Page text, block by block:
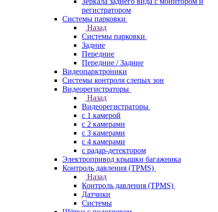
регистратором
Системы парковки
Назад
Системы парковки
Задние
Передние
Передние / Задние
Видеопарктроники
Системы контроля слепых зон
Видеорегистраторы
Назад
Видеорегистраторы
с 1 камерой
с 2 камерами
с 3 камерами
с 4 камерами
с радар-детектором
Электропривод крышки багажника
Контроль давления (TPMS)
Назад
Контроль давления (TPMS)
Датчики
Системы